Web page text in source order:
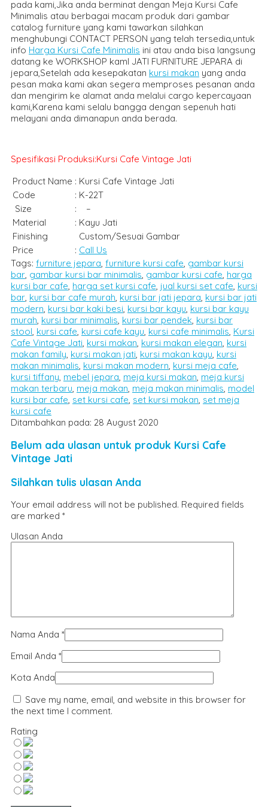
pada kami,Jika anda berminat dengan Meja Kursi Cafe
Minimalis atau berbagai macam produk dari gambar
catalog furniture yang kami tawarkan silahkan
menghubungi CONTACT PERSON yang telah tersedia,untuk
info Harga Kursi Cafe Minimalis ini atau anda bisa langsung
datang ke WORKSHOP kamI JATI FURNITURE JEPARA di
jepara,Setelah ada kesepakatan kursi makan yang anda
pesan maka kami akan segera memproses pesanan anda
dan mengirim ke alamat anda melalui cargo kepercayaan
kami,Karena kami selalu bangga dengan sepenuh hati
melayani anda dimanapun anda berada.
Spesifikasi Produksi:Kursi Cafe Vintage Jati
Product Name : Kursi Cafe Vintage Jati
Code
: K-22T
Size
:
–
Material
: Kayu Jati
Finishing
Custom/Sesuai Gambar
Price
: Call Us
Tags: furniture jepara furniture kursi cafe gambar kursi
bar gambar kursi bar minimalis gambar kursi cafe harga
kursi bar cafe harga set kursi cafe jual kursi set cafe kursi
bar kursi bar cafe murah kursi bar jati jepara kursi bar jati
modern kursi bar kaki besi kursi bar kayu kursi bar kayu
murah kursi bar minimalis kursi bar pendek kursi bar
stool kursi cafe kursi cafe kayu kursi cafe minimalis Kursi
Cafe Vintage Jati kursi makan kursi makan elegan kursi
makan family kursi makan jati kursi makan kayu kursi
makan minimalis kursi makan modern kursi meja cafe
kursi tiffany mebel jepara meja kursi makan meja kursi
makan terbaru meja makan meja makan minimalis model
kursi bar cafe set kursi cafe set kursi makan set meja
kursi cafe
Ditambahkan pada: 28 August 2020
Belum ada ulasan untuk produk Kursi Cafe
Vintage Jati
Silahkan tulis ulasan Anda
Your email address will not be published. Required fields
are marked *
Ulasan Anda
Nama Anda *
Email Anda *
Kota Anda
Save my name, email, and website in this browser for
the next time I comment.
Rating